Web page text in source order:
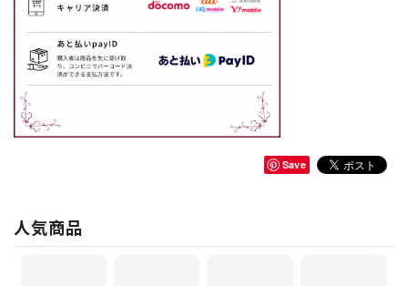
Save
人気商品